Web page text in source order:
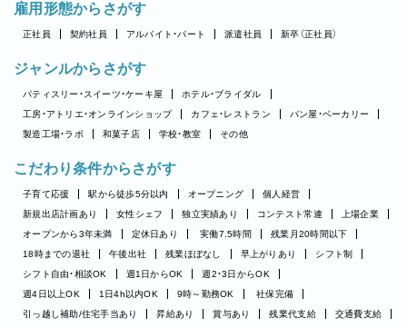
雇用形態からさがす
正社員 契約社員 アルバイト・パート 派遣社員 新卒（正社員）
ジャンルからさがす
パティスリー・スイーツ・ケーキ屋
ホテル・ブライダル
工房・アトリエ・オンラインショップ
カフェ・レストラン
パン屋・ベーカリー
製造工場・ラボ
和菓子店 学校・教室 その他
こだわり条件からさがす
子育て応援 駅から徒歩5分以内 オープニング
個人経営
新規出店計画あり
女性シェフ 独立実績あり コンテスト常連
上場企業
オープンから3年未満
定休日あり 実働7.5時間
残業月20時間以下
18時までの退社
午後出社 残業ほぼなし 早上がりあり
シフト制
シフト自由・相談OK
週1日からOK
週2・3日からOK
週4日以上OK
1日4h以内OK 9時～勤務OK
社保完備
引っ越し補助/住宅手当あり
昇給あり 賞与あり 残業代支給
交通費支給